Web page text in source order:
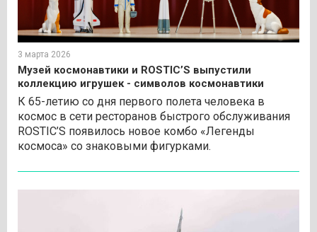
3 марта 2026
Музей космонавтики и ROSTIC’S выпустили
коллекцию игрушек - символов космонавтики
К 65-летию со дня первого полета человека в
космос в сети ресторанов быстрого обслуживания
ROSTIC’S появилось новое комбо «Легенды
космоса» со знаковыми фигурками.